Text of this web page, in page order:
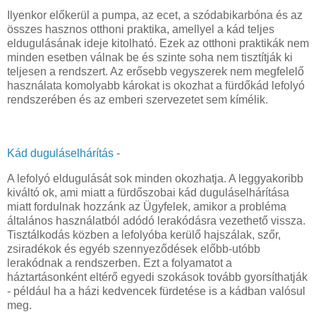
Ilyenkor előkerül a pumpa, az ecet, a szódabikarbóna és az
összes hasznos otthoni praktika, amellyel a kád teljes
eldugulásának ideje kitolható. Ezek az otthoni praktikák nem
minden esetben válnak be és szinte soha nem tisztítják ki
teljesen a rendszert. Az erősebb vegyszerek nem megfelelő
használata komolyabb károkat is okozhat a fürdőkád lefolyó
rendszerében és az emberi szervezetet sem kímélik.
Kád duguláselhárítás -
A lefolyó eldugulását sok minden okozhatja. A leggyakoribb
kiváltó ok, ami miatt a fürdőszobai kád duguláselhárítása
miatt fordulnak hozzánk az Ügyfelek, amikor a probléma
általános használatból adódó lerakódásra vezethető vissza.
Tisztálkodás közben a lefolyóba kerülő hajszálak, szőr,
zsiradékok és egyéb szennyeződések előbb-utóbb
lerakódnak a rendszerben. Ezt a folyamatot a
háztartásonként eltérő egyedi szokások tovább gyorsíthatják
- például ha a házi kedvencek fürdetése is a kádban valósul
meg.